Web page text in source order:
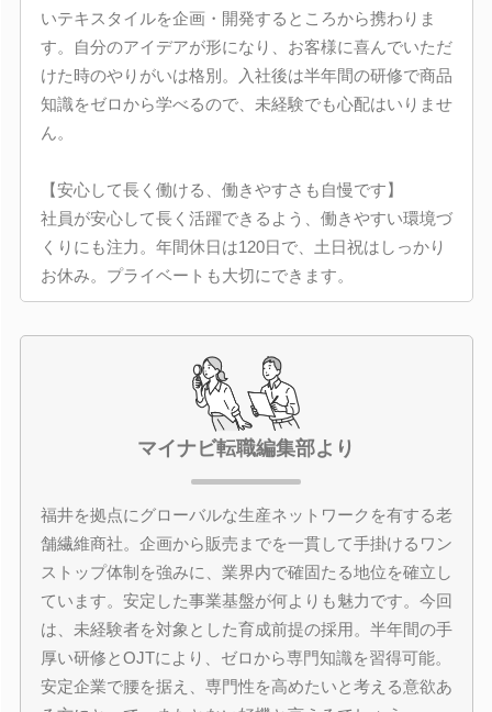
いテキスタイルを企画・開発するところから携わりま
す。自分のアイデアが形になり、お客様に喜んでいただ
けた時のやりがいは格別。入社後は半年間の研修で商品
知識をゼロから学べるので、未経験でも心配はいりませ
ん。
【安心して長く働ける、働きやすさも自慢です】
社員が安心して長く活躍できるよう、働きやすい環境づ
くりにも注力。年間休日は120日で、土日祝はしっかり
お休み。プライベートも大切にできます。
マイナビ転職編集部より
福井を拠点にグローバルな生産ネットワークを有する老
舗繊維商社。企画から販売までを一貫して手掛けるワン
ストップ体制を強みに、業界内で確固たる地位を確立し
ています。安定した事業基盤が何よりも魅力です。今回
は、未経験者を対象とした育成前提の採用。半年間の手
厚い研修とOJTにより、ゼロから専門知識を習得可能。
安定企業で腰を据え、専門性を高めたいと考える意欲あ